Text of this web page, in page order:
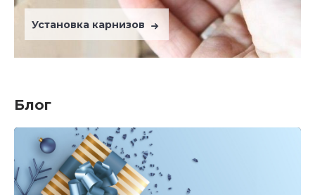
Установка карнизов
Блог